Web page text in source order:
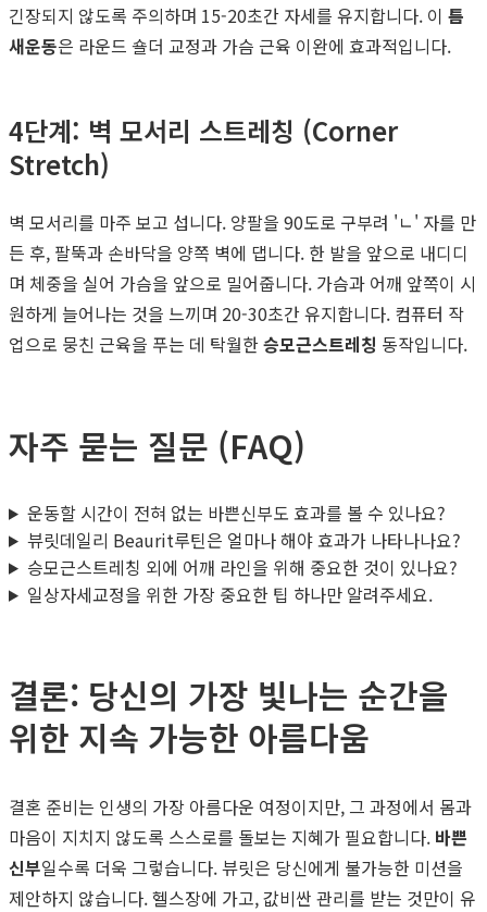
긴장되지 않도록 주의하며 15-20초간 자세를 유지합니다. 이 틈
새운동은 라운드 숄더 교정과 가슴 근육 이완에 효과적입니다.
4단계: 벽 모서리 스트레칭 (Corner
Stretch)
벽 모서리를 마주 보고 섭니다. 양팔을 90도로 구부려 'ㄴ' 자를 만
든 후, 팔뚝과 손바닥을 양쪽 벽에 댑니다. 한 발을 앞으로 내디디
며 체중을 실어 가슴을 앞으로 밀어줍니다. 가슴과 어깨 앞쪽이 시
원하게 늘어나는 것을 느끼며 20-30초간 유지합니다. 컴퓨터 작
업으로 뭉친 근육을 푸는 데 탁월한승모근스트레칭 동작입니다.
자주 묻는 질문 (FAQ)
운동할 시간이 전혀 없는 바쁜신부도 효과를 볼 수 있나요?
뷰릿데일리 Beaurit루틴은 얼마나 해야 효과가 나타나나요?
승모근스트레칭 외에 어깨 라인을 위해 중요한 것이 있나요?
일상자세교정을 위한 가장 중요한 팁 하나만 알려주세요.
결론: 당신의 가장 빛나는 순간을
위한 지속 가능한 아름다움
결혼 준비는 인생의 가장 아름다운 여정이지만, 그 과정에서 몸과
마음이 지치지 않도록 스스로를 돌보는 지혜가 필요합니다. 바쁜
신부일수록 더욱 그렇습니다. 뷰릿은 당신에게 불가능한 미션을
제안하지 않습니다. 헬스장에 가고, 값비싼 관리를 받는 것만이 유